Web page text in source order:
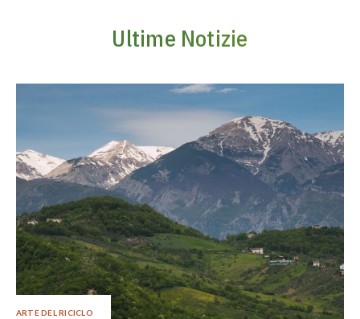
Ultime Notizie
ARTE DEL RICICLO